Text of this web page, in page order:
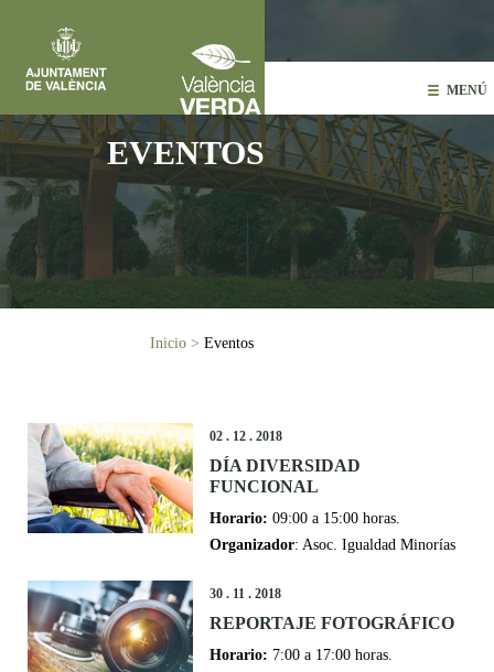
MENÚ
EVENTOS
Usted está aquíInicio > Eventos
02 . 12 . 2018
DÍA DIVERSIDAD
FUNCIONAL
Horario: 09:00 a 15:00 horas.
Organizador: Asoc. Igualdad Minorías
30 . 11 . 2018
REPORTAJE FOTOGRÁFICO
Horario: 7:00 a 17:00 horas.